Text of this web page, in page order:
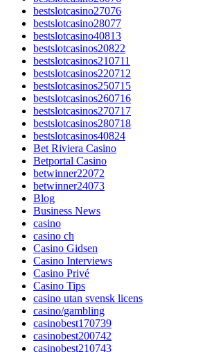
bestslotcasino27076
bestslotcasino28077
bestslotcasino40813
bestslotcasinos20822
bestslotcasinos210711
bestslotcasinos220712
bestslotcasinos250715
bestslotcasinos260716
bestslotcasinos270717
bestslotcasinos280718
bestslotcasinos40824
Bet Riviera Casino
Betportal Casino
betwinner22072
betwinner24073
Blog
Business News
casino
casino ch
Casino Gidsen
Casino Interviews
Casino Privé
Casino Tips
casino utan svensk licens
casino/gambling
casinobest170739
casinobest200742
casinobest210743